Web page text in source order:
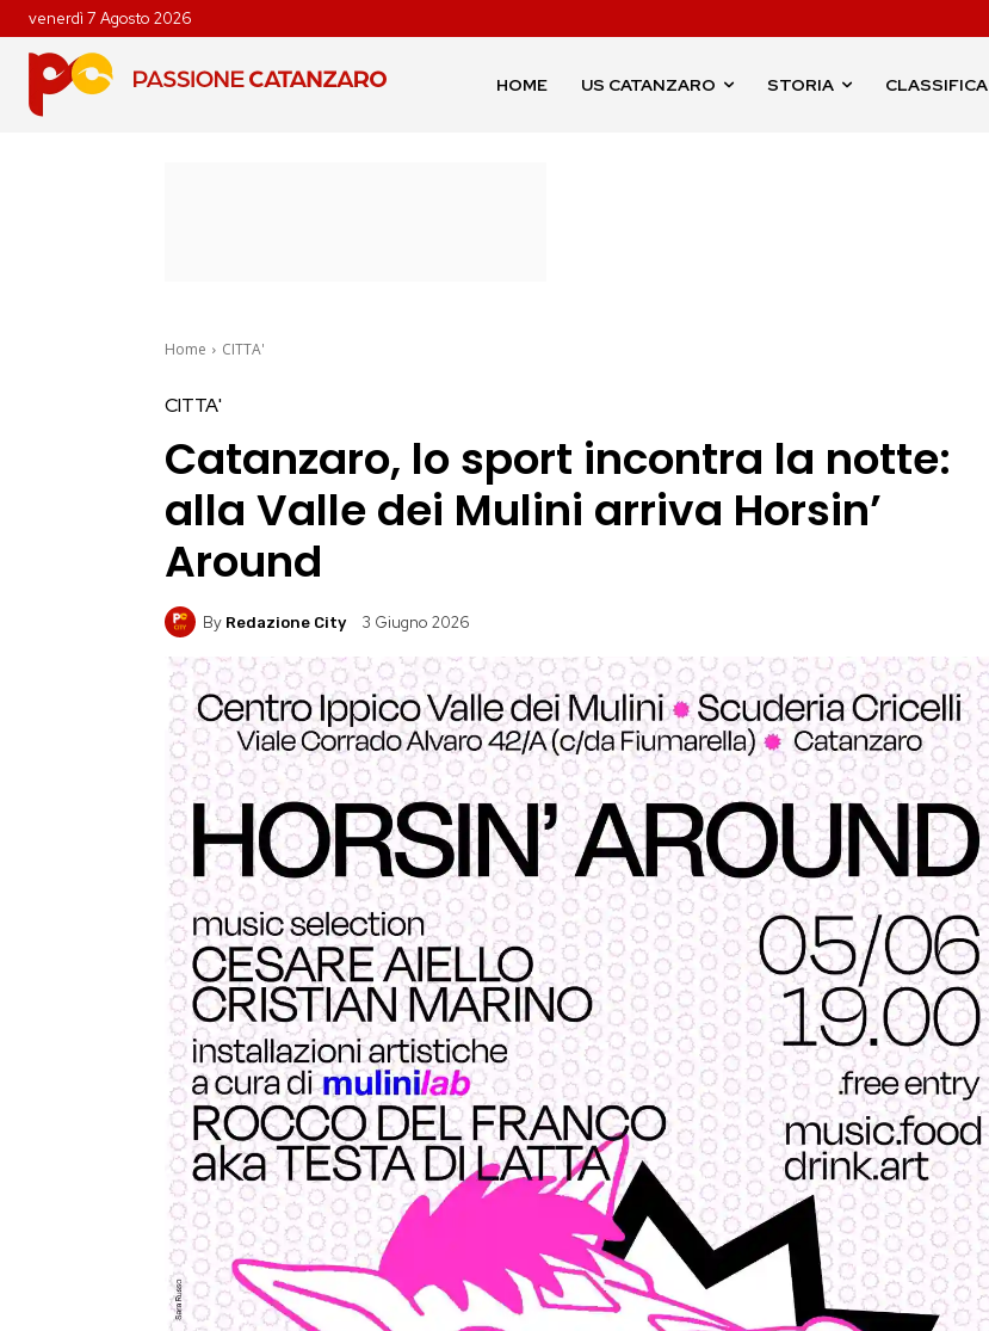
venerdì 7 Agosto 2026
HOME US CATANZARO STORIA CLASSIFICA
Home CITTA'
CITTA'
Catanzaro, lo sport incontra la notte:
alla Valle dei Mulini arriva Horsin’
Around
By Redazione City 3 Giugno 2026